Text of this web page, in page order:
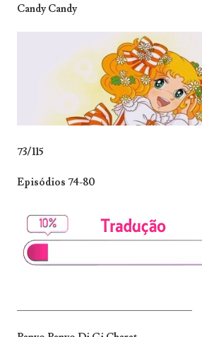
Candy Candy
73/115
Episódios 74-80
_______________________________